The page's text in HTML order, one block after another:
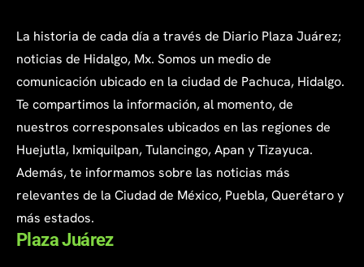
La historia de cada día a través de Diario Plaza Juárez;
noticias de Hidalgo, Mx. Somos un medio de
comunicación ubicado en la ciudad de Pachuca, Hidalgo.
Te compartimos la información, al momento, de
nuestros corresponsales ubicados en las regiones de
Huejutla, Ixmiquilpan, Tulancingo, Apan y Tizayuca.
Además, te informamos sobre las noticias más
relevantes de la Ciudad de México, Puebla, Querétaro y
más estados.
Plaza Juárez